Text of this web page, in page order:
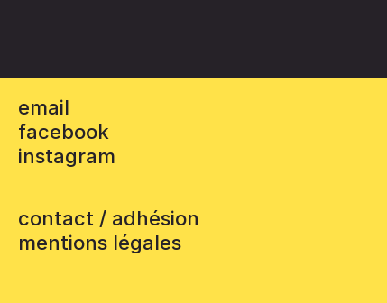
email
facebook
instagram
contact / adhésion
mentions légales